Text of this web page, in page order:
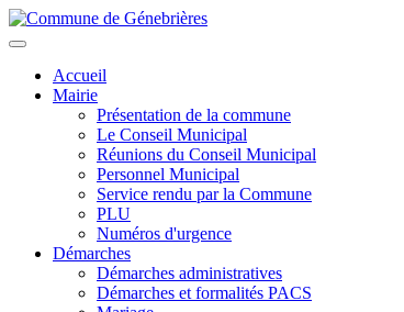
Aller
au
principal
Toggle
navigationAccueil
Mairie
Présentation de la commune
Le Conseil Municipal
Réunions du Conseil Municipal
Personnel Municipal
Service rendu par la Commune
PLU
Numéros d'urgence
Démarches
Démarches administratives
Démarches et formalités PACS